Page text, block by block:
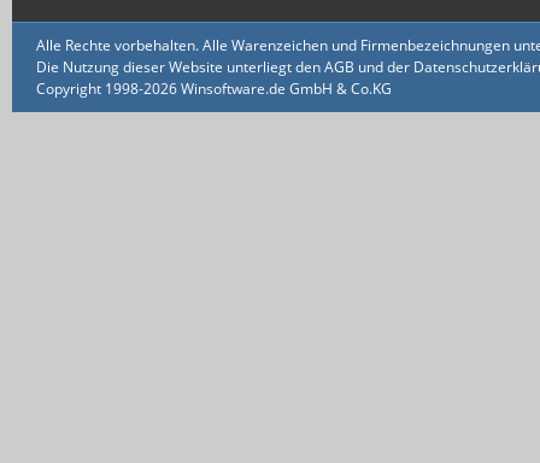
Alle Rechte vorbehalten. Alle Warenzeichen und Firmenbezeichnungen
Die Nutzung dieser Website unterliegt den AGB und der
Copyright 1998-2026 Winsoftware.de GmbH & Co.KG